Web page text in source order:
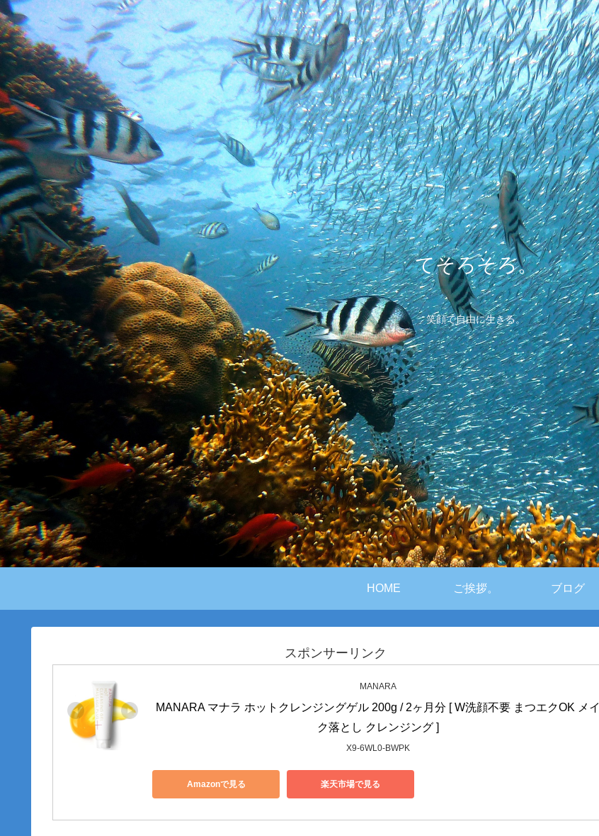
てそろそろ。
笑顔で自由に生きる。
HOME ご挨拶。 ブログ
スポンサーリンク
MANARA
MANARA マナラ ホットクレンジングゲル 200g / 2ヶ月分 [ W洗顔不要 まつエクOK メイ
ク落とし クレンジング ]
X9-6WL0-BWPK
Amazonで見る 楽天市場で見る